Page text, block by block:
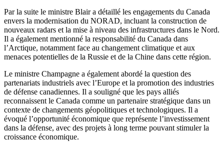
Par la suite le ministre Blair a détaillé les engagements du Canada
envers la modernisation du NORAD, incluant la construction de
nouveaux radars et la mise à niveau des infrastructures dans le Nord.
Il a également mentionné la responsabilité du Canada dans
l’Arctique, notamment face au changement climatique et aux
menaces potentielles de la Russie et de la Chine dans cette région.
Le ministre Champagne a également abordé la question des
partenariats industriels avec l’Europe et la promotion des industries
de défense canadiennes. Il a souligné que les pays alliés
reconnaissent le Canada comme un partenaire stratégique dans un
contexte de changements géopolitiques et technologiques. Il a
évoqué l’opportunité économique que représente l’investissement
dans la défense, avec des projets à long terme pouvant stimuler la
croissance économique.